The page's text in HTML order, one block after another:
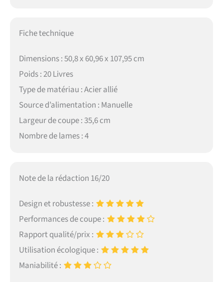
Fiche technique
Dimensions : 50,8 x 60,96 x 107,95 cm
Poids : 20 Livres
Type de matériau : Acier allié
Source d’alimentation : Manuelle
Largeur de coupe : 35,6 cm
Nombre de lames : 4
Note de la rédaction 16/20
Design et robustesse :
Performances de coupe :
Rapport qualité/prix :
Utilisation écologique :
Maniabilité :